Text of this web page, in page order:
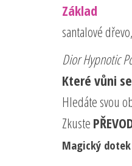
Základ
santalové
Dior Hypnotic
Které vůni
Hledáte svou
Zkuste
Magický